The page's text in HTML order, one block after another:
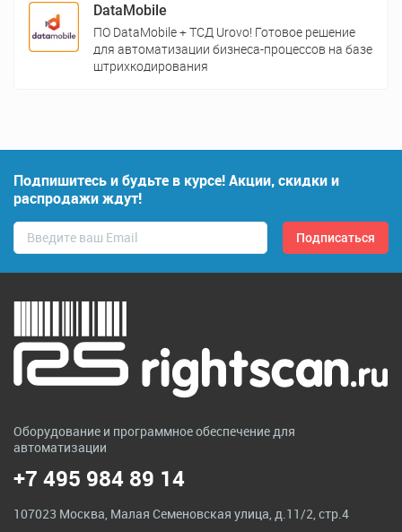
DataMobile
ПО DataMobile + ТСД Urovo! Готовое решение
для автоматизации бизнеса-процессов на базе
штрихкодирования
Подпишитесь и будьте в курсе! Акции, скидки и
распродажи ждут!
Оборудование и программное обеспечение для
автоматизации
+7 495 984 89 14
107023 Москва, Малая Семеновская улица, д.11/2, стр.4